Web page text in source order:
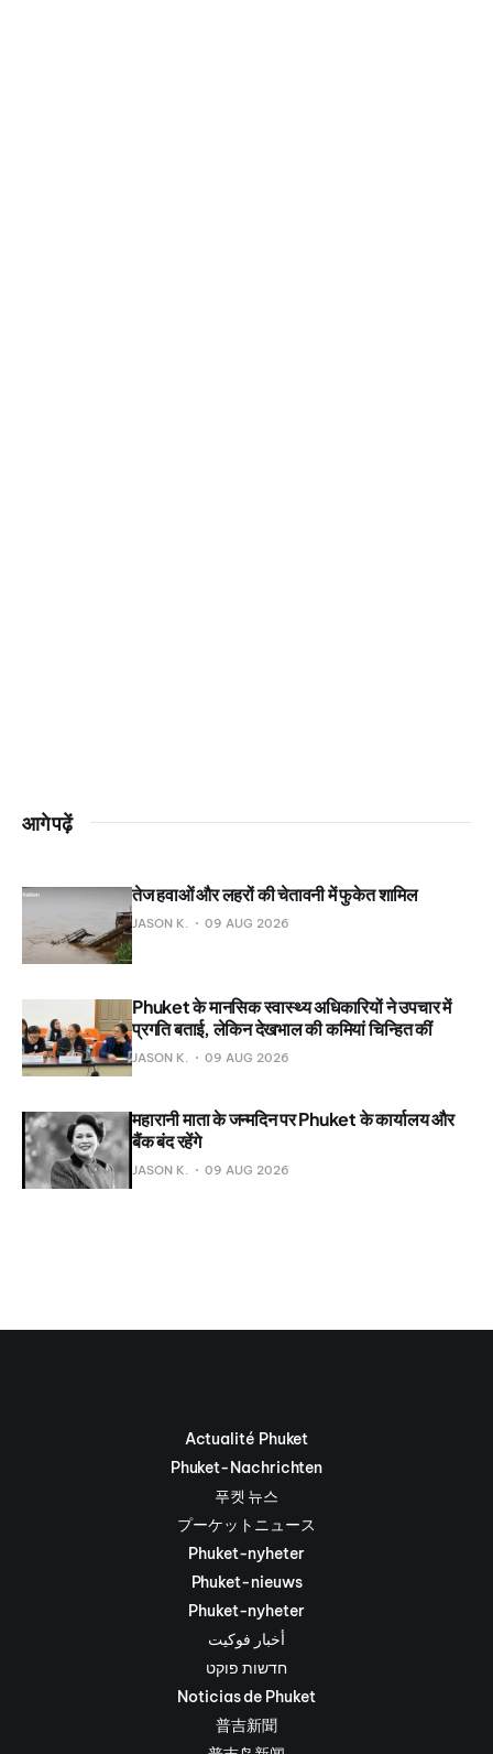
आगे पढ़ें
तेज हवाओं और लहरों की चेतावनी में फुकेत शामिल
JASON K. 09 AUG 2026
Phuket के मानसिक स्वास्थ्य अधिकारियों ने उपचार में
प्रगति बताई, लेकिन देखभाल की कमियां चिन्हित कीं
JASON K. 09 AUG 2026
महारानी माता के जन्मदिन पर Phuket के कार्यालय और
बैंक बंद रहेंगे
JASON K. 09 AUG 2026
Actualité Phuket
Phuket-Nachrichten
푸켓 뉴스
プーケットニュース
Phuket-nyheter
Phuket-nieuws
Phuket-nyheter
أخبار فوكيت
חדשות פוקט
Noticias de Phuket
普吉新聞